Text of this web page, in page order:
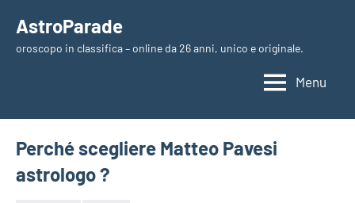
contenuto
AstroParade
oroscopo in classifica – online da 26 anni, unico e originale.
Menu
Perché scegliere Matteo Pavesi
astrologo ?